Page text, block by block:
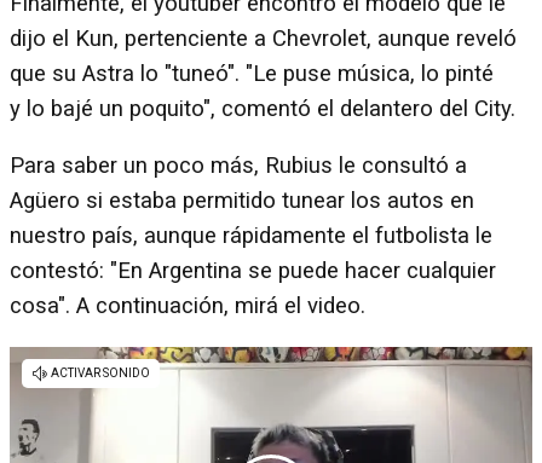
dijo el Kun, pertenciente a Chevrolet, aunque reveló
que su Astra lo "tuneó". "Le puse música, lo pinté
y lo bajé un poquito", comentó el delantero del City.
Para saber un poco más, Rubius le consultó a
Agüero si estaba permitido tunear los autos en
nuestro país, aunque rápidamente el futbolista le
contestó: "En Argentina se puede hacer cualquier
cosa". A continuación, mirá el video.